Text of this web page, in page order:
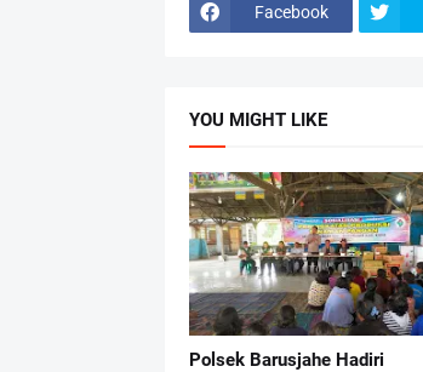
Facebook
YOU MIGHT LIKE
Polsek Barusjahe Hadiri